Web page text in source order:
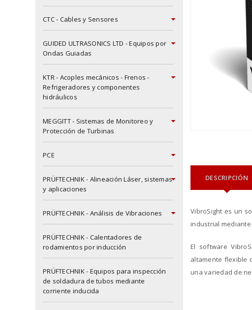
CTC - Cables y Sensores
GUIDED ULTRASONICS LTD - Equipos por
Ondas Guiadas
KTR - Acoples mecánicos - Frenos -
Refrigeradores y componentes
hidráulicos
MEGGITT - Sistemas de Monitoreo y
Protección de Turbinas
PCE
PRÜFTECHNIK - Alineación Láser, sistemas
y aplicaciones
PRÜFTECHNIK - Análisis de Vibraciones
PRÜFTECHNIK - Calentadores de
rodamientos por inducción
PRÜFTECHNIK - Equipos para inspección
de soldadura de tubos mediante
corriente inducida
DESCRIPCIÓN
VibroSight es un
industrial
El software
altamente flexible
una variedad de